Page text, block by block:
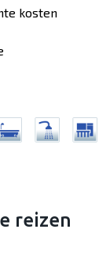
kosten
reizen